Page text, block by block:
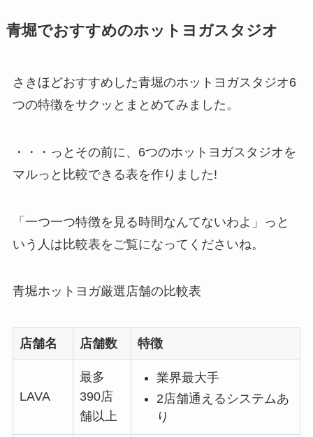
青堀でおすすめのホットヨガスタジオ
さきほどおすすめした青堀のホットヨガスタジオ6
つの特徴をサクッとまとめてみました。
・・・っとその前に、6つのホットヨガスタジオを
マルっと比較できる表を作りました!
「一つ一つ特徴を見る時間なんてないわよ」っと
いう人は比較表をご覧になってくださいね。
青堀ホットヨガ厳選店舗の比較表
店舗名 店舗数 特徴
LAVA
最多
390店
舗以上
業界最大手
2店舗通えるシステムあ
り